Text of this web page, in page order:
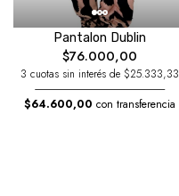
Pantalon Dublin
$76.000,00
3 cuotas sin interés de $25.333,33
$64.600,00 con transferencia